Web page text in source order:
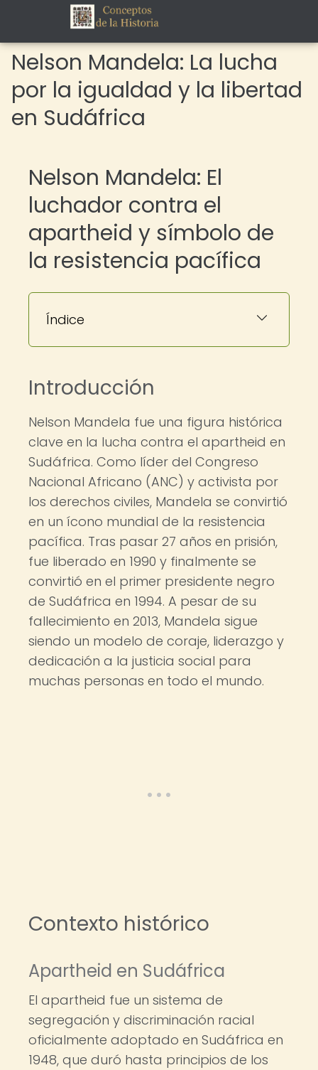
Nelson Mandela: La lucha
por la igualdad y la libertad
en Sudáfrica
Nelson Mandela: El
luchador contra el
apartheid y símbolo de
la resistencia pacífica
Índice
Introducción
Nelson Mandela fue una figura histórica
clave en la lucha contra el apartheid en
Sudáfrica. Como líder del Congreso
Nacional Africano (ANC) y activista por
los derechos civiles, Mandela se convirtió
en un ícono mundial de la resistencia
pacífica. Tras pasar 27 años en prisión,
fue liberado en 1990 y finalmente se
convirtió en el primer presidente negro
de Sudáfrica en 1994. A pesar de su
fallecimiento en 2013, Mandela sigue
siendo un modelo de coraje, liderazgo y
dedicación a la justicia social para
muchas personas en todo el mundo.
Contexto histórico
Apartheid en Sudáfrica
El apartheid fue un sistema de
segregación y discriminación racial
oficialmente adoptado en Sudáfrica en
1948, que duró hasta principios de los